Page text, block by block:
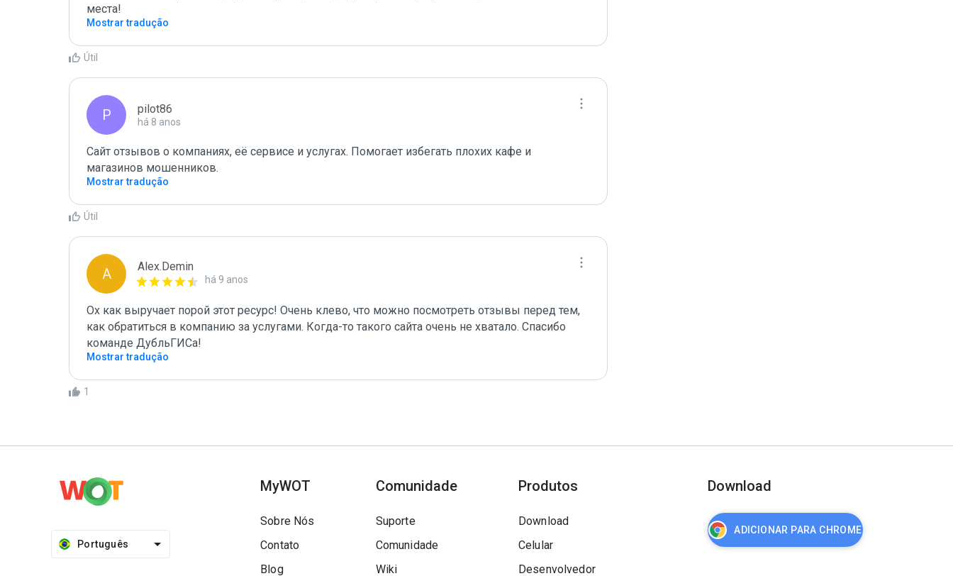
места!
Mostrar tradução
Útil
P pilot86
há 8 anos
Сайт отзывов о компаниях, её сервисе и услугах. Помогает избегать плохих кафе и
магазинов мошенников.
Mostrar tradução
Útil
A Alex.Demin
há 9 anos
Ох как выручает порой этот ресурс! Очень клево, что можно посмотреть отзывы перед тем,
как обратиться в компанию за услугами. Когда-то такого сайта очень не хватало. Спасибо
команде ДубльГИСа!
Mostrar tradução
1
Português
MyWOT
Sobre Nós
Contato
Blog
Comunidade
Suporte
Comunidade
Wiki
Produtos
Download
Celular
Desenvolvedor
Download
ADICIONAR PARA CHROME